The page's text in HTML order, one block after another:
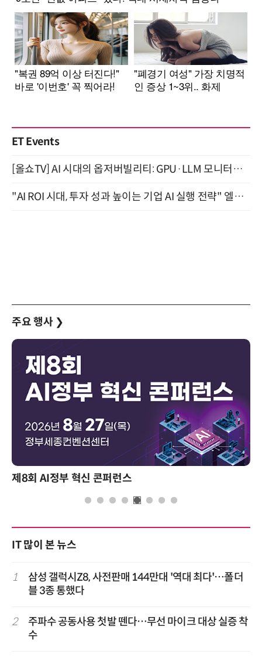
ET Events
[올쇼TV] AI 시대의 옵저버빌리티: GPU·LLM 모니터링부터 AI 기반 장애 대응까지 (8/11 생방송)
"AI ROI 시대, 투자 성과 높이는 기업 AI 실행 전략" 엘타워 6층 (9월 18일)
주요 행사 ❯
제8회 AI정부 혁신 콘퍼런스
IT 많이 본 뉴스
1
삼성 갤럭시Z8, 사전판매 144만대 '역대 최다'…폴더
블 3종 통했다
2
주파수 공동사용 첫발 뗀다…무선 마이크 대상 실증 착
수